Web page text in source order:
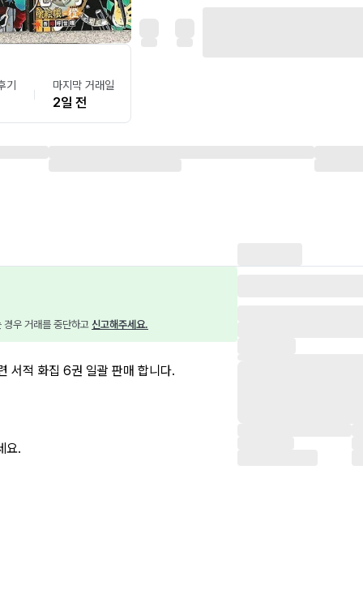
기 마지막 거래일
2일 전
경우 거래를 중단하고 신고해주세요.
서적 화집 6권 일괄 판매 합니다.
요.